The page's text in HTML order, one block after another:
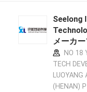
Seelong
メーカ
NO 18
TECH
(HENAN)